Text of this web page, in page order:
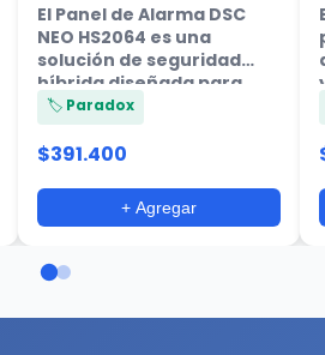
El Panel de Alarma DSC
NEO HS2064 es una
solución de seguridad
híbrida diseñada para
instalacione...
🏷️ Paradox
$391.400
+ Agregar